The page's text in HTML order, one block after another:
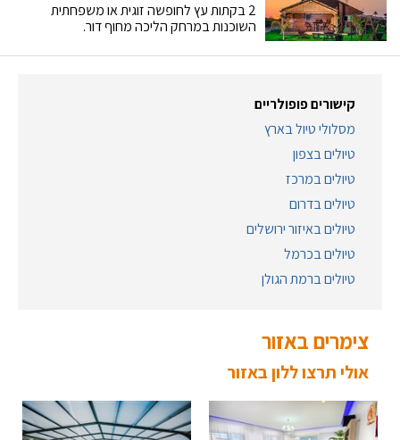
2 בקתות עץ לחופשה זוגית או משפחתית
השוכנות במרחק הליכה מחוף דור.
קישורים פופולריים
מסלולי טיול בארץ
טיולים בצפון
טיולים במרכז
טיולים בדרום
טיולים באיזור ירושלים
טיולים בכרמל
טיולים ברמת הגולן
צימרים באזור
אולי תרצו ללון באזור